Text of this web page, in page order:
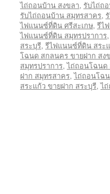
ไถ่ถอนบ้าน สงขลา, รับไถ่ถ
รับไถ่ถอนบ้าน สมุทรสาคร,
ไฟแนนซ์ที่ดิน ศรีสะเกษ, รีไ
ไฟแนนซ์ที่ดิน สมุทรปราการ,
สระบุรี, รีไฟแนนซ์ที่ดิน สระ
โฉนด สกลนคร ขายฝาก สง
สมุทรปราการ,ไถ่ถอนโฉนด
ฝาก สมุทรสาคร,ไถ่ถอนโฉ
สระแก้ว ขายฝาก สระบุรี,ไ